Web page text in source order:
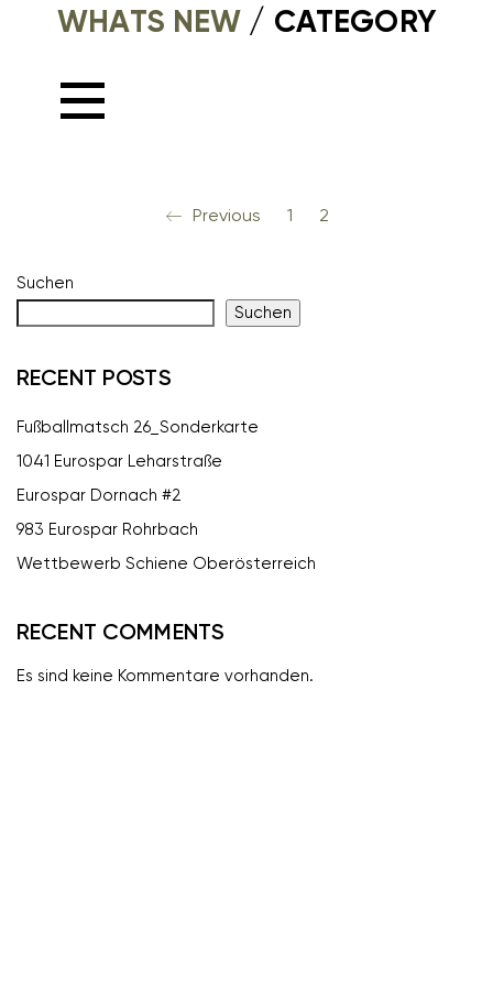
CATEGORY /
WHATS NEW
Previous 1 2
Suchen
Suchen
RECENT POSTS
Fußballmatsch 26_Sonderkarte
1041 Eurospar Leharstraße
Eurospar Dornach #2
983 Eurospar Rohrbach
Wettbewerb Schiene Oberösterreich
RECENT COMMENTS
Es sind keine Kommentare vorhanden.